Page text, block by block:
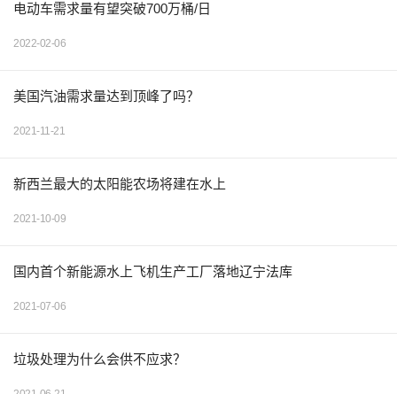
电动车需求量有望突破700万桶/日
2022-02-06
美国汽油需求量达到顶峰了吗？
2021-11-21
新西兰最大的太阳能农场将建在水上
2021-10-09
国内首个新能源水上飞机生产工厂落地辽宁法库
2021-07-06
垃圾处理为什么会供不应求？